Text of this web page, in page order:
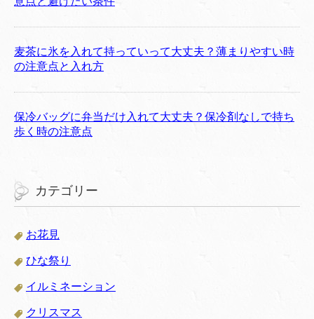
麦茶に氷を入れて持っていって大丈夫？薄まりやすい時
の注意点と入れ方
保冷バッグに弁当だけ入れて大丈夫？保冷剤なしで持ち
歩く時の注意点
カテゴリー
お花見
ひな祭り
イルミネーション
クリスマス